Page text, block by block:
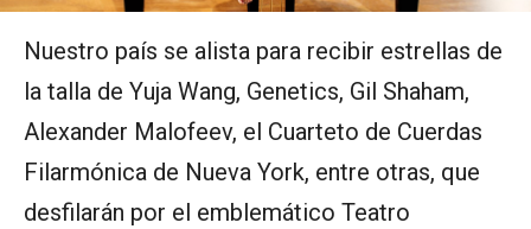
Nuestro país se alista para recibir estrellas de
la talla de Yuja Wang, Genetics, Gil Shaham,
Alexander Malofeev, el Cuarteto de Cuerdas
Filarmónica de Nueva York, entre otras, que
desfilarán por el emblemático Teatro